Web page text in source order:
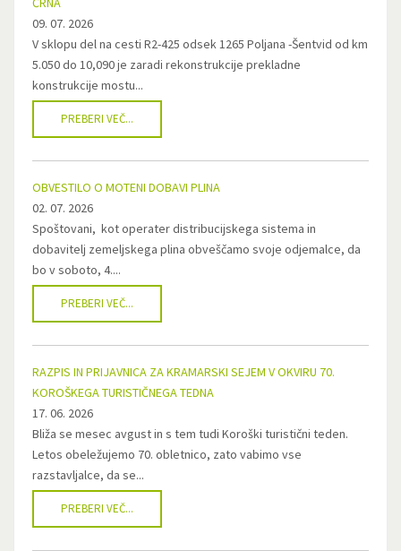
09. 07. 2026
V sklopu del na cesti R2-425 odsek 1265 Poljana -Šentvid od km
5.050 do 10,090 je zaradi rekonstrukcije prekladne
konstrukcije mostu...
PREBERI VEČ...
OBVESTILO O MOTENI DOBAVI PLINA
02. 07. 2026
Spoštovani, kot operater distribucijskega sistema in
dobavitelj zemeljskega plina obveščamo svoje odjemalce, da
bo v soboto, 4....
PREBERI VEČ...
RAZPIS IN PRIJAVNICA ZA KRAMARSKI SEJEM V OKVIRU 70.
KOROŠKEGA TURISTIČNEGA TEDNA
17. 06. 2026
Bliža se mesec avgust in s tem tudi Koroški turistični teden.
Letos obeležujemo 70. obletnico, zato vabimo vse
razstavljalce, da se...
PREBERI VEČ...